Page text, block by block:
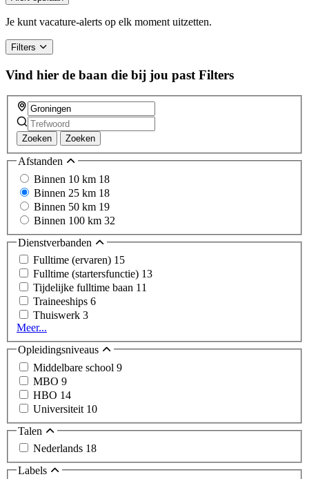
Je kunt vacature-alerts op elk moment uitzetten.
Filters
Vind hier de baan die bij jou past Filters
Zoeken Zoeken
Afstanden
Binnen 10 km 18
Binnen 25 km 18
Binnen 50 km 19
Binnen 100 km 32
Dienstverbanden
Fulltime (ervaren) 15
Fulltime (startersfunctie) 13
Tijdelijke fulltime baan 11
Traineeships 6
Thuiswerk 3
Meer...
Opleidingsniveaus
Middelbare school 9
MBO 9
HBO 14
Universiteit 10
Talen
Nederlands 18
Labels